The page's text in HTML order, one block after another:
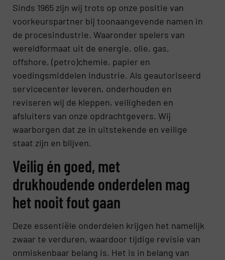
Sinds 1965 zijn wij trots op onze positie van
voorkeurspartner bij toonaangevende namen in
de procesindustrie. Waaronder spelers van
wereldformaat uit de energie, olie, gas,
offshore, (petro)chemie, papier en
voedingsmiddelen industrie. Als geautoriseerd
servicecenter leveren, onderhouden en
reviseren wij de kleppen, veiligheden en
afsluiters van onze opdrachtgevers. Wij
waarborgen dat ze in uitstekende en veilige
staat zijn en blijven.
Veilig én goed, met
drukhoudende onderdelen mag
het nooit fout gaan
Deze essentiële onderdelen krijgen het namelijk
zwaar te verduren, waardoor tijdige revisie van
onmiskenbaar belang is. Het is in belang van